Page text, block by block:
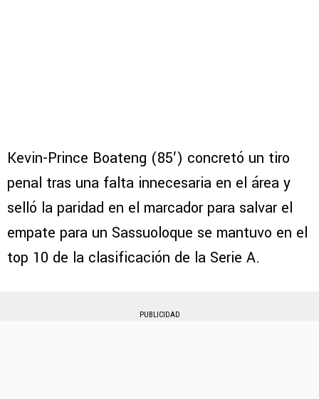
Kevin-Prince Boateng (85′) concretó un tiro
penal tras una falta innecesaria en el área y
selló la paridad en el marcador para salvar el
empate para un Sassuoloque se mantuvo en el
top 10 de la clasificación de la Serie A.
PUBLICIDAD